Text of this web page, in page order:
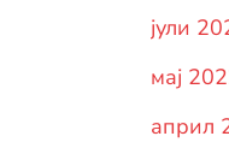
јули
мај
април